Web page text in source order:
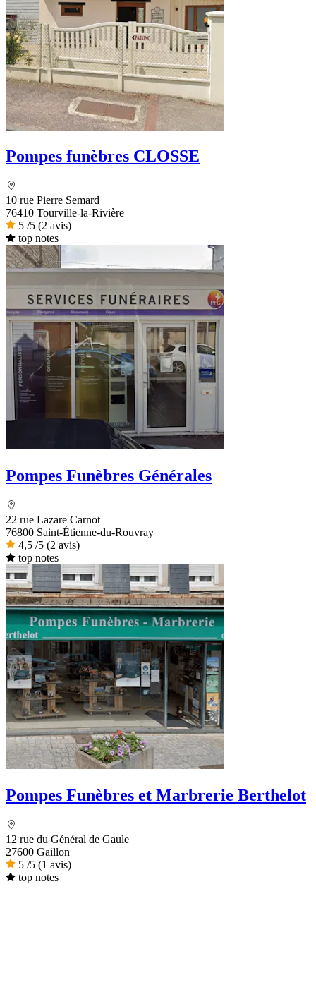
Pompes funèbres CLOSSE
10 rue Pierre Semard
76410 Tourville-la-Rivière
5 /5 (2 avis)
top notes
Pompes Funèbres Générales
22 rue Lazare Carnot
76800 Saint-Étienne-du-Rouvray
4,5 /5 (2 avis)
top notes
Pompes Funèbres et Marbrerie Berthelot
12 rue du Général de Gaule
27600 Gaillon
5 /5 (1 avis)
top notes